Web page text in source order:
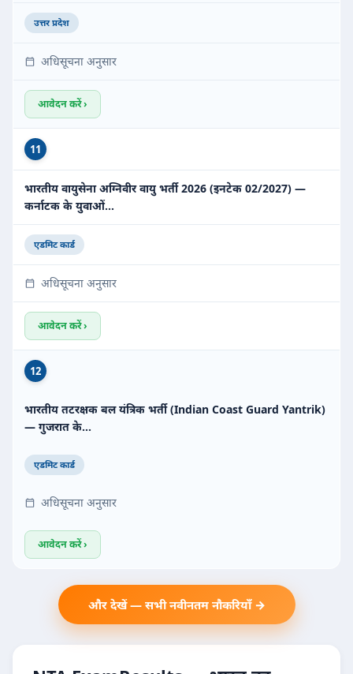
उत्तर प्रदेश
अधिसूचना अनुसार
आवेदन करें ›
11
भारतीय वायुसेना अग्निवीर वायु भर्ती 2026 (इनटेक 02/2027) —
कर्नाटक के युवाओं…
एडमिट कार्ड
अधिसूचना अनुसार
आवेदन करें ›
12
भारतीय तटरक्षक बल यंत्रिक भर्ती (Indian Coast Guard Yantrik)
— गुजरात के…
एडमिट कार्ड
अधिसूचना अनुसार
आवेदन करें ›
और देखें — सभी नवीनतम नौकरियाँ →